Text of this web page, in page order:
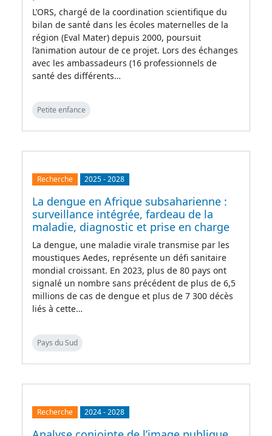
L’ORS, chargé de la coordination scientifique du
bilan de santé dans les écoles maternelles de la
région (Eval Mater) depuis 2000, poursuit
l’animation autour de ce projet. Lors des échanges
avec les ambassadeurs (16 professionnels de
santé des différents…
Petite enfance
Recherche 2025-2028
La dengue en Afrique subsaharienne :
surveillance intégrée, fardeau de la
maladie, diagnostic et prise en charge
La dengue, une maladie virale transmise par les
moustiques Aedes, représente un défi sanitaire
mondial croissant. En 2023, plus de 80 pays ont
signalé un nombre sans précédent de plus de 6,5
millions de cas de dengue et plus de 7 300 décès
liés à cette…
Pays du Sud
Recherche 2024-2028